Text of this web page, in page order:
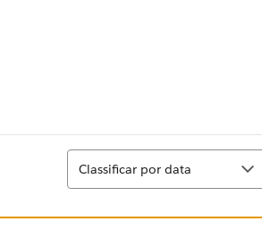
Classificar
Classificar por data